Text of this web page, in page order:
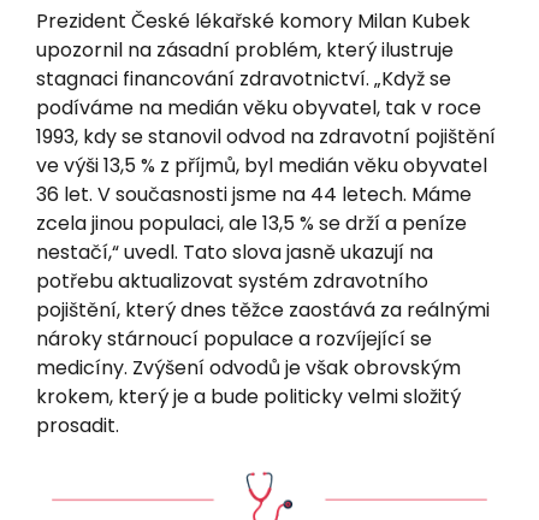
Prezident České lékařské komory Milan Kubek
upozornil na zásadní problém, který ilustruje
stagnaci financování zdravotnictví. „Když se
podíváme na medián věku obyvatel, tak v roce
1993, kdy se stanovil odvod na zdravotní pojištění
ve výši 13,5 % z příjmů, byl medián věku obyvatel
36 let. V současnosti jsme na 44 letech. Máme
zcela jinou populaci, ale 13,5 % se drží a peníze
nestačí,“ uvedl. Tato slova jasně ukazují na
potřebu aktualizovat systém zdravotního
pojištění, který dnes těžce zaostává za reálnými
nároky stárnoucí populace a rozvíjející se
medicíny. Zvýšení odvodů je však obrovským
krokem, který je a bude politicky velmi složitý
prosadit.